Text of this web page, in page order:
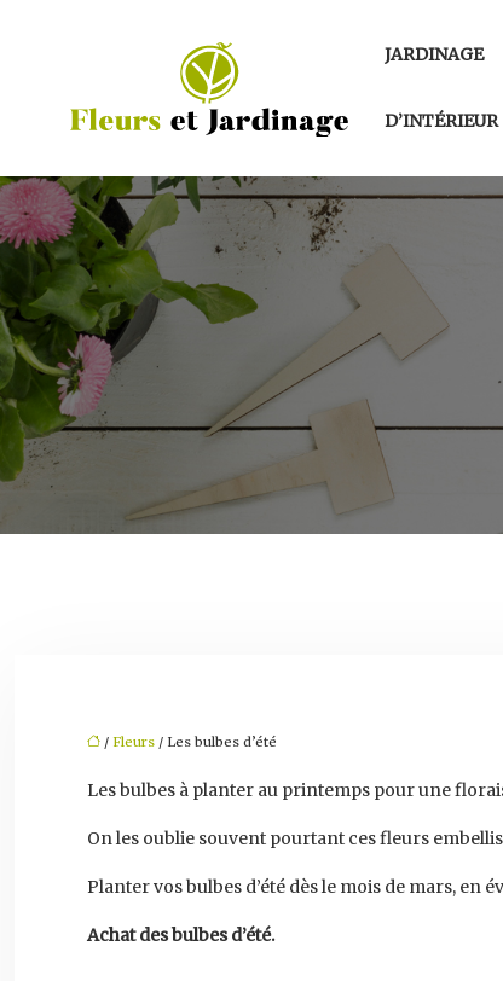
JARDINAGE
D’INTÉRIEUR
/ Fleurs / Les bulbes d’été
Les bulbes à planter au printemps pour une
On les oublie souvent pourtant ces fleurs
Planter vos bulbes d’été dès le mois de mars, en
Achat des bulbes d’été.